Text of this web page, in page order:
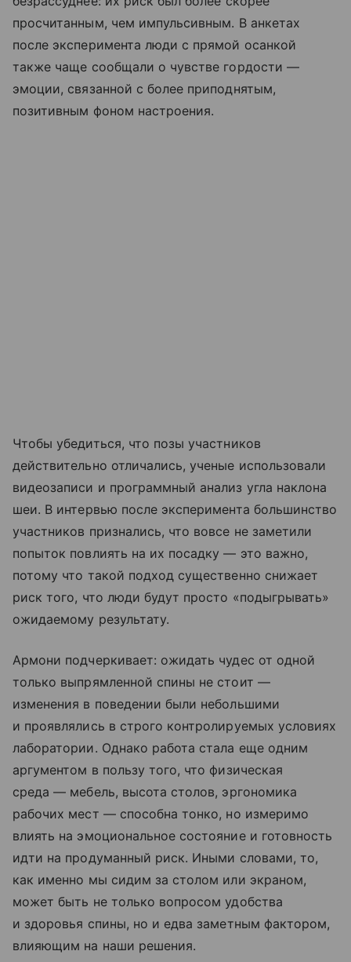
просчитанным, чем импульсивным. В анкетах
после эксперимента люди с прямой осанкой
также чаще сообщали о чувстве гордости —
эмоции, связанной с более приподнятым,
позитивным фоном настроения.
Чтобы убедиться, что позы участников
действительно отличались, ученые использовали
видеозаписи и программный анализ угла наклона
шеи. В интервью после эксперимента большинство
участников признались, что вовсе не заметили
попыток повлиять на их посадку — это важно,
потому что такой подход существенно снижает
риск того, что люди будут просто «подыгрывать»
ожидаемому результату.
Армони подчеркивает: ожидать чудес от одной
только выпрямленной спины не стоит —
изменения в поведении были небольшими
и проявлялись в строго контролируемых условиях
лаборатории. Однако работа стала еще одним
аргументом в пользу того, что физическая
среда — мебель, высота столов, эргономика
рабочих мест — способна тонко, но измеримо
влиять на эмоциональное состояние и готовность
идти на продуманный риск. Иными словами, то,
как именно мы сидим за столом или экраном,
может быть не только вопросом удобства
и здоровья спины, но и едва заметным фактором,
влияющим на наши решения.